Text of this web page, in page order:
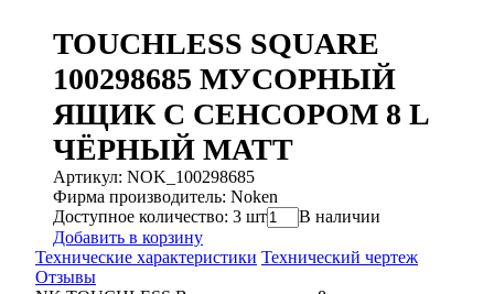
TOUCHLESS SQUARE
100298685 МУСОРНЫЙ
ЯЩИК С СЕНСОРОМ 8 L
ЧЁРНЫЙ МАТТ
Артикул: NOK_100298685
Фирма производитель: Noken
Доступное количество: 3 шт
В наличии
Добавить в корзину
Технические характеристики Технический чертеж
Отзывы